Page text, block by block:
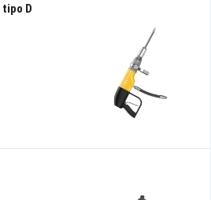
Bomba hidráulica
alto rendimiento
D